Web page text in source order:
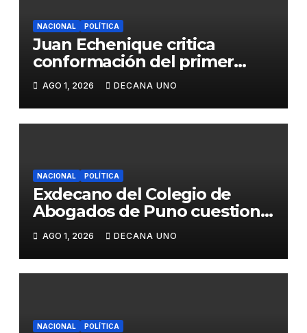
NACIONAL POLÍTICA
Juan Echenique critica
conformación del primer
gabinete ministerial de Keiko
Fujimori
AGO 1, 2026 DECANA UNO
NACIONAL POLÍTICA
Exdecano del Colegio de
Abogados de Puno cuestiona
propuestas sobre seguridad
ciudadana
AGO 1, 2026 DECANA UNO
NACIONAL POLÍTICA